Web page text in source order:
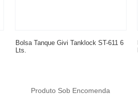
Bolsa Tanque Givi Tanklock ST-611 6
Lts.
Produto Sob Encomenda